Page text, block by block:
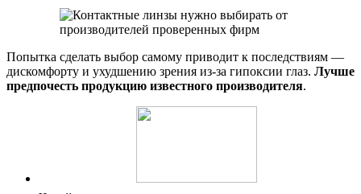
Попытка сделать выбор самому приводит к последствиям —
дискомфорту и ухудшению зрения из-за гипоксии глаз. Лучше
предпочесть продукцию известного производителя.